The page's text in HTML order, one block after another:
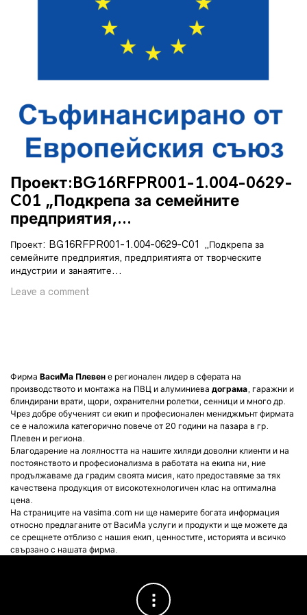
Проект:BG16RFPR001-1.004-0629-
C01 „Подкрепа за семейните
предприятия,...
Проект: BG16RFPR001-1.004-0629-C01 „Подкрепа за
семейните предприятия, предприятията от творческите
индустрии и занаятите...
Leave a comment
Фирма ВасиMа Плевен е регионален лидер в сферата на
производството и монтажа на ПВЦ и алуминиева дограма , гаражни и
блиндирани врати, щори, охранителни ролетки, сенници и много др.
Чрез добре обученият си екип и професионален мениджмънт фирмата
се е наложила категорично повече от 20 години на пазара в гр.
Плевен и региона.
Благодарение на лоялността на нашите хиляди доволни клиенти и на
постоянството и професионализма в работата на екипа ни, ние
продължаваме да градим своята мисия, като предоставяме за тях
качествена продукция от високотехнологичен клас на оптимална
цена.
На страниците на vasima.com ни ще намерите богата информация
относно предлаганите от ВасиМа услуги и продукти и ще можете да
се срещнете отблизо с нашия екип, ценностите, историята и всичко
свързано с нашата фирма.